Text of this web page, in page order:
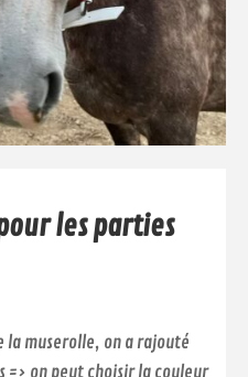
les parties
la muserolle, on a rajouté